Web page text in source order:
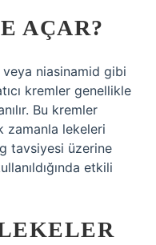
AÇAR?
niasinamid gibi
kremler genellikle
Bu kremler
zamanla lekeleri
tavsiyesi üzerine
etkili